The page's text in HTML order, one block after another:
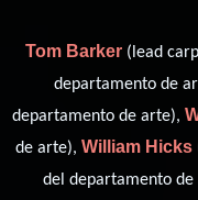
Tom Barker (lead
departamento de
departamento de arte),
de arte), William Hicks
del departamento de